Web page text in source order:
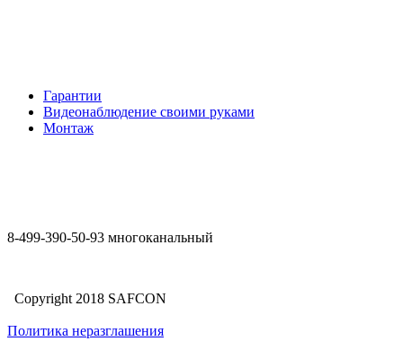
Гарантии
Видеонаблюдение своими руками
Монтаж
8-499-390-50-93 многоканальный
Copyright 2018 SAFCON
Политика неразглашения